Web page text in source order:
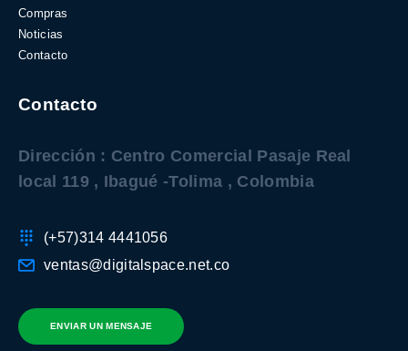
Compras
Noticias
Contacto
Contacto
Dirección : Centro Comercial Pasaje Real
local 119 , Ibagué -Tolima , Colombia
(+57)314 4441056
ventas@digitalspace.net.co
ENVIAR UN MENSAJE